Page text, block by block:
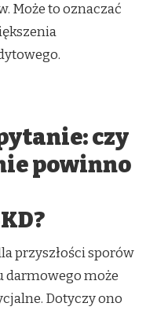
Może to oznaczać
czy
powinno
przyszłości sporów
darmowego może
Dotyczy ono